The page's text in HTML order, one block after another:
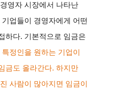
영자 시장에서 나타난
기업들이 경영자에게 어떤
하다. 기본적으로 임금은
특정인을 원하는 기업이
금도 올라간다.하지만
사람이 많아지면 임금이